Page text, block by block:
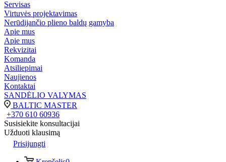
Servisas
Virtuvės projektavimas
Nerūdijančio plieno baldų gamyba
Apie mus
Apie mus
Rekvizitai
Komanda
Atsiliepimai
Naujienos
Kontaktai
SANDĖLIO VALYMAS
BALTIC MASTER
+370 610 60936
Susisiekite konsultacijai
Užduoti klausimą
Prisijungti